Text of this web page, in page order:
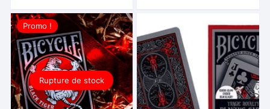
Rupture de stock
Promo !